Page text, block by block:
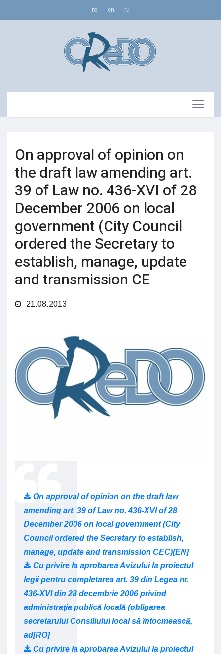
ro en ru
On approval of opinion on
the draft law amending art.
39 of Law no. 436-XVI of 28
December 2006 on local
government (City Council
ordered the Secretary to
establish, manage, update
and transmission CE
21.08.2013
On approval of opinion on the draft law
amending art. 39 of Law no. 436-XVI of 28
December 2006 on local government (City
Council ordered the Secretary to establish,
manage, update and transmission CEC)[EN]
Cu privire la aprobarea Avizului la proiectul
legii pentru completarea art. 39 din Legea nr.
436-XVI din 28 decembrie 2006 privind
administrația publică locală (obligarea
secretarului Consiliului local să întocmească,
ad[RO]
Cu privire la aprobarea Avizului la proiectul